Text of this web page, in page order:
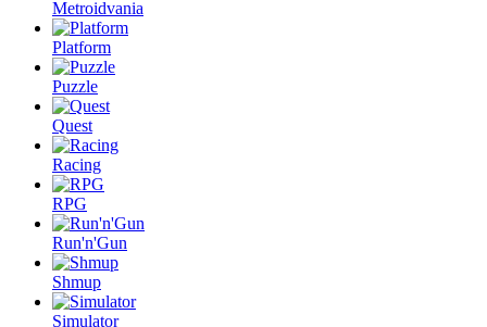
Metroidvania
Platform
Puzzle
Quest
Racing
RPG
Run'n'Gun
Shmup
Simulator